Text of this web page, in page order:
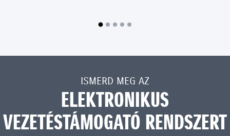
ISMERD MEG AZ
ELEKTRONIKUS
VEZETÉSTÁMOGATÓ RENDSZERT